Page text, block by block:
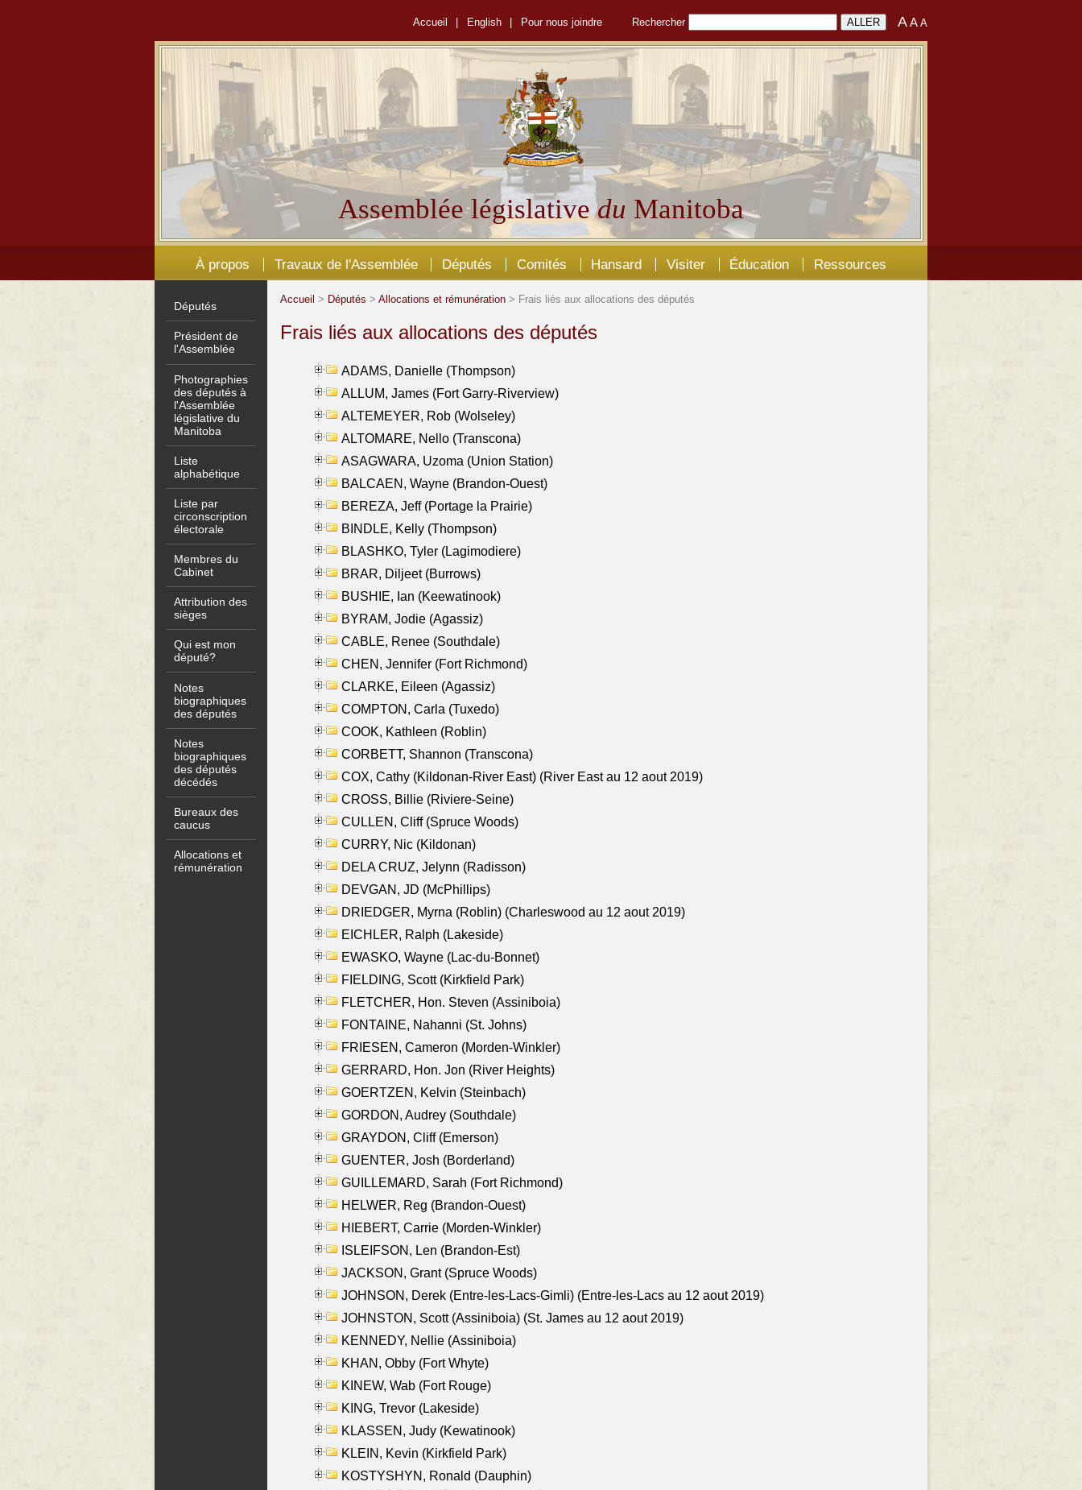
Accueil English Pour nous joindre Rechercher AA A
Assemblée législativedu Manitoba
À propos Travaux de l'Assemblée Députés Comités Hansard Visiter Éducation Ressources
Députés
Président de
l'Assemblée
Photographies
des députés à
l'Assemblée
législative du
Manitoba
Liste
alphabétique
Liste par
circonscription
électorale
Membres du
Cabinet
Attribution des
sièges
Qui est mon
député?
Notes
biographiques
des députés
Notes
biographiques
des députés
décédés
Bureaux des
caucus
Allocations et
rémunération
Accueil > Députés > Allocations et rémunération > Frais liés aux allocations des députés
Frais liés aux allocations des députés
ADAMS, Danielle (Thompson)
ALLUM, James (Fort Garry-Riverview)
ALTEMEYER, Rob (Wolseley)
ALTOMARE, Nello (Transcona)
ASAGWARA, Uzoma (Union Station)
BALCAEN, Wayne (Brandon-Ouest)
BEREZA, Jeff (Portage la Prairie)
BINDLE, Kelly (Thompson)
BLASHKO, Tyler (Lagimodiere)
BRAR, Diljeet (Burrows)
BUSHIE, Ian (Keewatinook)
BYRAM, Jodie (Agassiz)
CABLE, Renee (Southdale)
CHEN, Jennifer (Fort Richmond)
CLARKE, Eileen (Agassiz)
COMPTON, Carla (Tuxedo)
COOK, Kathleen (Roblin)
CORBETT, Shannon (Transcona)
COX, Cathy (Kildonan-River East) (River East au 12 aout 2019)
CROSS, Billie (Riviere-Seine)
CULLEN, Cliff (Spruce Woods)
CURRY, Nic (Kildonan)
DELA CRUZ, Jelynn (Radisson)
DEVGAN, JD (McPhillips)
DRIEDGER, Myrna (Roblin) (Charleswood au 12 aout 2019)
EICHLER, Ralph (Lakeside)
EWASKO, Wayne (Lac-du-Bonnet)
FIELDING, Scott (Kirkfield Park)
FLETCHER, Hon. Steven (Assiniboia)
FONTAINE, Nahanni (St. Johns)
FRIESEN, Cameron (Morden-Winkler)
GERRARD, Hon. Jon (River Heights)
GOERTZEN, Kelvin (Steinbach)
GORDON, Audrey (Southdale)
GRAYDON, Cliff (Emerson)
GUENTER, Josh (Borderland)
GUILLEMARD, Sarah (Fort Richmond)
HELWER, Reg (Brandon-Ouest)
HIEBERT, Carrie (Morden-Winkler)
ISLEIFSON, Len (Brandon-Est)
JACKSON, Grant (Spruce Woods)
JOHNSON, Derek (Entre-les-Lacs-Gimli) (Entre-les-Lacs au 12 aout 2019)
JOHNSTON, Scott (Assiniboia) (St. James au 12 aout 2019)
KENNEDY, Nellie (Assiniboia)
KHAN, Obby (Fort Whyte)
KINEW, Wab (Fort Rouge)
KING, Trevor (Lakeside)
KLASSEN, Judy (Kewatinook)
KLEIN, Kevin (Kirkfield Park)
KOSTYSHYN, Ronald (Dauphin)